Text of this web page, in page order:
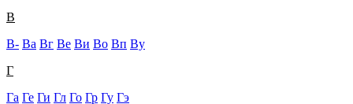
В
В- Ва Вг Ве Ви Во Вп Ву
Г
Га Ге Ги Гл Го Гр Гу Гэ